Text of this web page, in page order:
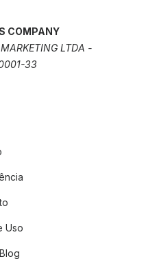
COMPANY
LTDA -
33
Uso